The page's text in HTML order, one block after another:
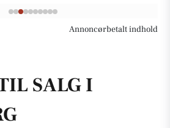
Annoncørbetalt indhold
SALG I